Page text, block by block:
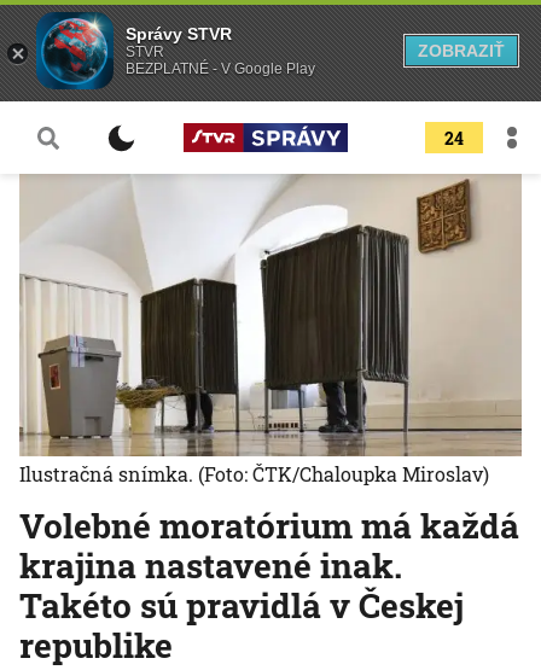
24
Volebné moratórium má každá
krajina nastavené inak.
Takéto sú pravidlá v Českej
republike
Ilustračná snímka. (Foto: ČTK/Chaloupka Miroslav)
Správy STVR
STVR
BEZPLATNÉ - V Google Play
ZOBRAZIŤ